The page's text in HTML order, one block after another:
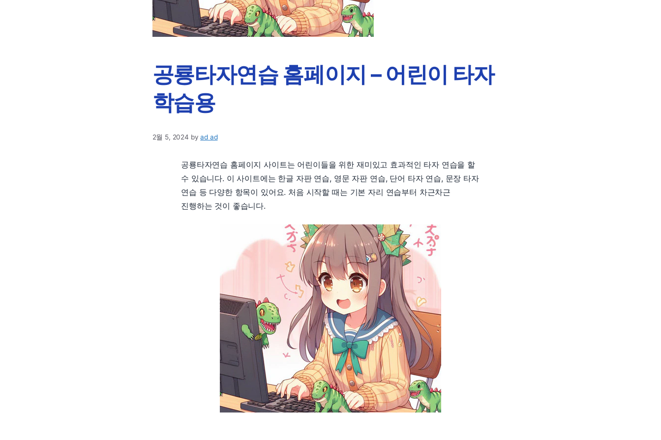
공룡타자연습 홈페이지 – 어린이 타자
학습용
2월 5, 2024 byad ad
공룡타자연습 홈페이지 사이트는 어린이들을 위한 재미있고 효과적인 타자 연습을 할
수 있습니다. 이 사이트에는 한글 자판 연습, 영문 자판 연습, 단어 타자 연습, 문장 타자
연습 등 다양한 항목이 있어요. 처음 시작할 때는 기본 자리 연습부터 차근차근
진행하는 것이 좋습니다.